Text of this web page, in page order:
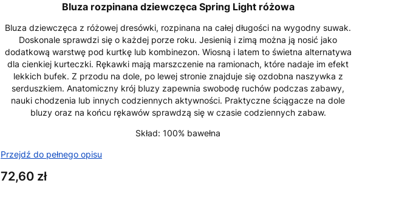
Bluza rozpinana dziewczęca Spring Light różowa
Bluza dziewczęca z różowej dresówki, rozpinana na całej długości na wygodny suwak.
Doskonale sprawdzi się o każdej porze roku. Jesienią i zimą można ją nosić jako
dodatkową warstwę pod kurtkę lub kombinezon. Wiosną i latem to świetna alternatywa
dla cienkiej kurteczki. Rękawki mają marszczenie na ramionach, które nadaje im efekt
lekkich bufek. Z przodu na dole, po lewej stronie znajduje się ozdobna naszywka z
serduszkiem. Anatomiczny krój bluzy zapewnia swobodę ruchów podczas zabawy,
nauki chodzenia lub innych codziennych aktywności. Praktyczne ściągacze na dole
bluzy oraz na końcu rękawów sprawdzą się w czasie codziennych zabaw.
Skład: 100% bawełna
Przejdź do pełnego opisu
Cena
72,60 zł